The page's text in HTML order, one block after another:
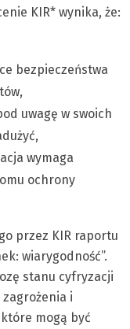
KIR* wynika, że:
bezpieczeństwa
uwagę w swoich
wymaga
ochrony
przez KIR raportu
wiarygodność”.
stanu cyfryzacji
i
mogą być